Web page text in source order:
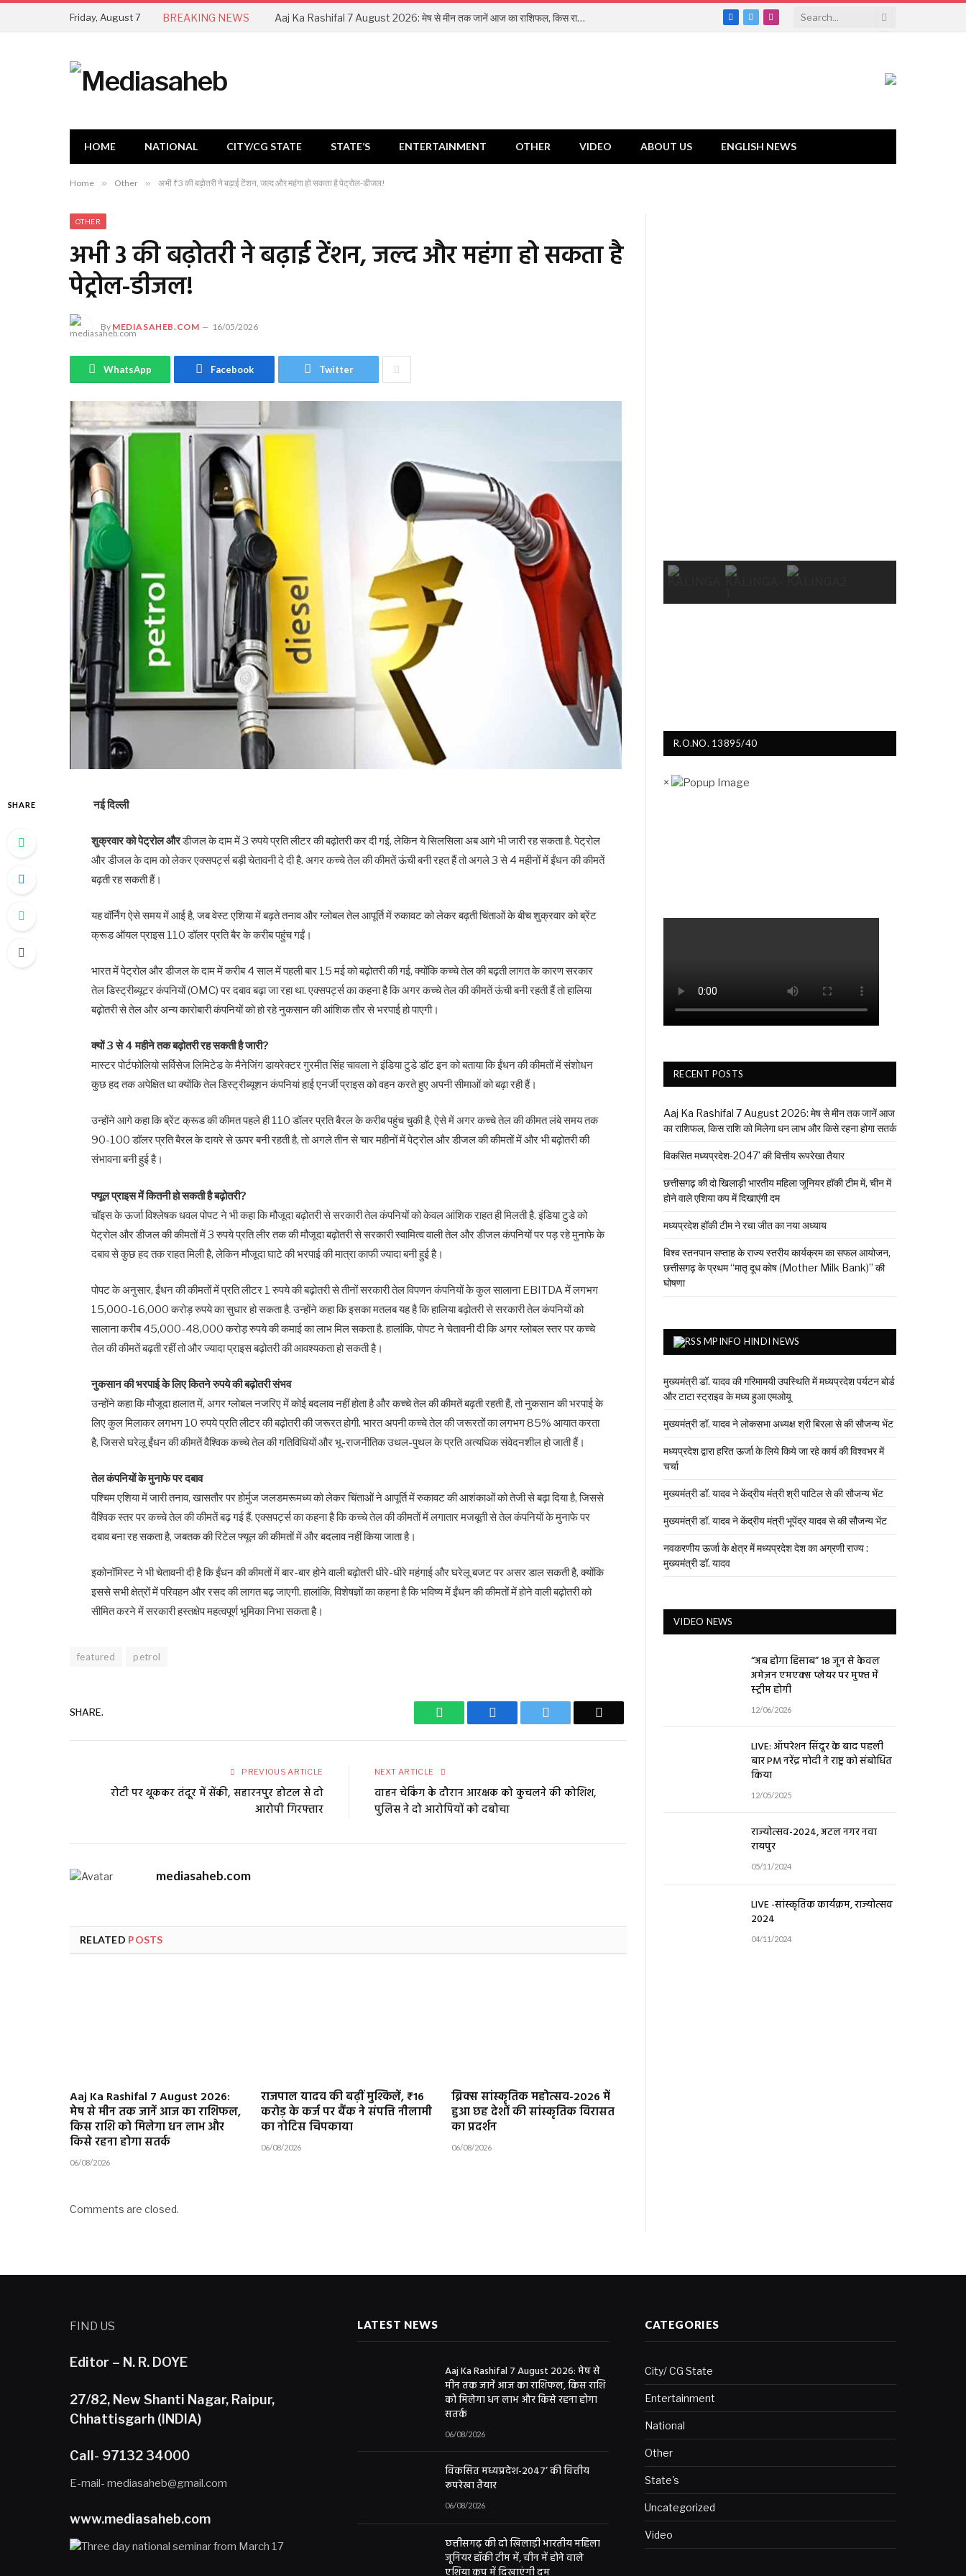
Friday, August 7 BREAKING NEWS Aaj Ka Rashifal 7 August 2026: मेष से मीन तक जानें आज का राशिफल, किस राशि को मिलेगा धन लाभ और किसे रहना होगा सतर्क
Facebook
TwitterInstagram
HOME NATIONAL CITY/CG STATE STATE’S ENTERTAINMENT OTHER VIDEO ABOUT US ENGLISH NEWS
Home » Other » अभी ₹3 की बढ़ोतरी ने बढ़ाई टेंशन, जल्द और महंगा हो सकता है पेट्रोल-डीजल!
OTHER
अभी ₹3 की बढ़ोतरी ने बढ़ाई टेंशन, जल्द और महंगा हो सकता है
पेट्रोल-डीजल!
By MEDIASAHEB.COM 16/05/2026
WhatsApp Facebook Twitter
SHARE नई दिल्‍ली
शुक्रवार को पेट्रोल औरडीजल के दाम में 3 रुपये प्रति लीटर की बढ़ोतरी कर दी गई, लेकिन ये सिलसिला अब आगे भी जारी रह सकता है. पेट्रोल
और डीजल के दाम को लेकर एक्‍सपर्ट्स बड़ी चेतावनी दे दी है. अगर कच्‍चे तेल की कीमतें ऊंची बनी रहत हैं तो अगले 3 से 4 महीनों में ईंधन की कीमतें
बढ़ती रह सकती हैं।
यह वॉर्निंग ऐसे समय में आई है, जब वेस्‍ट एशिया में बढ़ते तनाव और ग्‍लोबल तेल आपूर्ति में रुकावट को लेकर बढ़ती चिंताओं के बीच शुक्रवार को ब्रेंट
क्रूड ऑयल प्राइस 110 डॉलर प्रति बैर के करीब पहुंच गईं।
भारत में पेट्रोल और डीजल के दाम में करीब 4 साल में पहली बार 15 मई को बढ़ोतरी की गई, क्‍योंकि कच्‍चे तेल की बढ़ती लागत के कारण सरकार
तेल डिस्‍ट्रीब्‍यूटर कंपनियों (OMC) पर दबाव बढ़ा जा रहा था. एक्‍सपर्ट्स का कहना है कि अगर कच्‍चे तेल की कीमतें ऊंची बनी रहती हैं तो हालिया
बढ़़ोतरी से तेल और अन्‍य कारोबारी कंपनियों को हो रहे नुकसान की आंशिक तौर से भरपाई हो पाएगी।
क्‍यों 3 से 4 महीने तक बढ़ोतरी रह सकती है जारी?
मास्टर पोर्टफोलियो सर्विसेज लिमिटेड के मैनेजिंग डायरेक्‍टर गुरमीत सिंह चावला ने इंडिया टुडे डॉट इन को बताया कि ईंधन की कीमतों में संशोधन
कुछ हद तक अपेक्षित था क्योंकि तेल डिस्‍ट्रीब्‍यूशन कंपनियां हाई एनर्जी प्राइस को वहन करते हुए अपनी सीमाओं को बढ़ा रही हैं।
उन्होंने आगे कहा कि ब्रेंट क्रूड की कीमत पहले ही 110 डॉलर प्रति बैरल के करीब पहुंच चुकी है, ऐसे में अगर कच्चे तेल की कीमत लंबे समय तक
90-100 डॉलर प्रति बैरल के दायरे से ऊपर बनी रहती है, तो अगले तीन से चार महीनों में पेट्रोल और डीजल की कीमतों में और भी बढ़ोतरी की
संभावना बनी हुई है।
फ्यूल प्राइस में कितनी हो सकती है बढ़ोतरी?
चॉइस के ऊर्जा विश्लेषक धवल पोपट ने भी कहा कि मौजूदा बढ़ोतरी से सरकारी तेल कंपनियों को केवल आंशिक राहत ही मिलती है. इंडिया टुडे को
पेट्रोल और डीजल की कीमतों में 3 रुपये प्रति लीर तक की मौजूदा बढ़ोतरी से सरकारी स्‍वामित्‍व वाली तेल और डीजल कंपनियों पर पड़ रहे मुनाफे के
दबाव से कुछ हद तक राहत मिली है, लेकिन मौजूदा घाटे की भरपाई की मात्रा काफी ज्‍यादा बनी हुई है।
पोपट के अनुसार, ईंधन की कीमतों में प्रति लीटर 1 रुपये की बढ़ोतरी से तीनों सरकारी तेल विपणन कंपनियों के कुल सालाना EBITDA में लगभग
15,000-16,000 करोड़ रुपये का सुधार हो सकता है. उन्‍होंने कहा कि इसका मतलब यह है कि हालिया बढ़ोतरी से सरकारी तेल कंपनियों को
सालाना करीब 45,000-48,000 करोड़ रुपये की कमाई का लाभ मिल सकता है. हालांकि, पोपट ने चेतावनी दी कि अगर ग्‍लोबल स्‍तर पर कच्चे
तेल की कीमतें बढ़ती रहीं तो और ज्‍यादा प्राइस बढ़ोतरी की आवश्यकता हो सकती है।
नुकसान की भरपाई के लिए कितने रुपये की बढ़ोतरी संभव
उन्होंने कहा कि मौजूदा हालात में, अगर ग्‍लोबल नजरिए में कोई बदलाव नहीं होता है और कच्चे तेल की कीमतें बढ़ती रहती हैं, तो नुकसान की भरपाई के
लिए कुल मिलाकर लगभग 10 रुपये प्रति लीटर की बढ़ोतरी की जरूरत होगी. भारत अपनी कच्चे तेल की जरूरतों का लगभग 85% आयात करता
है, जिससे घरेलू ईंधन की कीमतें वैश्विक कच्चे तेल की गतिविधियों और भू-राजनीतिक उथल-पुथल के प्रति अत्यधिक संवेदनशील हो जाती हैं।
तेल कंपनियों के मुनाफे पर दबाव
पश्चिम एशिया में जारी तनाव, खासतौर पर होर्मुज जलडमरूमध्य को लेकर चिंताओं ने आपूर्ति में रुकावट की आशंकाओं को तेजी से बढ़ा दिया है, जिससे
वैश्विक स्तर पर कच्चे तेल की कीमतें बढ़ गई हैं. एक्‍सपर्ट्स का कहना है कि कच्‍चे तेल की कीमतों में लगातार मजबूती से तेल कंपनियों के मुनाफे पर
दबाव बना रह सकता है, जबतक की रिटेल फ्यूल की कीमतों में और बदलाव नहीं किया जाता है।
इकोनॉमिस्‍ट ने भी चेतावनी दी है कि ईंधन की कीमतों में बार-बार होने वाली बढ़ोतरी धीरे-धीरे महंगाई और घरेलू बजट पर असर डाल सकती है, क्योंकि
इससे सभी क्षेत्रों में परिवहन और रसद की लागत बढ़ जाएगी. हालांकि, विशेषज्ञों का कहना है कि भविष्य में ईंधन की कीमतों में होने वाली बढ़ोतरी को
सीमित करने में सरकारी हस्तक्षेप महत्वपूर्ण भूमिका निभा सकता है।
featured petrol
SHARE. WhatsApp Facebook
PREVIOUS ARTICLE
रोटी पर थूककर तंदूर में सेंकी, सहारनपुर होटल से दो
आरोपी गिरफ्तार
NEXT ARTICLE
वाहन चेकिंग के दौरान आरक्षक को कुचलने की कोशिश,
पुलिस ने दो आरोपियों को दबोचा
mediasaheb.com
RELATED POSTS
Aaj Ka Rashifal 7 August 2026:
मेष से मीन तक जानें आज का राशिफल,
किस राशि को मिलेगा धन लाभ और
किसे रहना होगा सतर्क
06/08/2026
राजपाल यादव की बढ़ीं मुश्किलें, ₹16
करोड़ के कर्ज पर बैंक ने संपत्ति नीलामी
का नोटिस चिपकाया
06/08/2026
ब्रिक्स सांस्कृतिक महोत्सव-2026 में
हुआ छह देशों की सांस्कृतिक विरासत
का प्रदर्शन
06/08/2026
Comments are closed.
R.O.NO. 13895/40
×
RECENT POSTS
Aaj Ka Rashifal 7 August 2026: मेष से मीन तक जानें आज
का राशिफल, किस राशि को मिलेगा धन लाभ और किसे रहना होगा सतर्क
विकसित मध्यप्रदेश-2047’ की वित्तीय रूपरेखा तैयार
छत्तीसगढ़ की दो खिलाड़ी भारतीय महिला जूनियर हॉकी टीम में, चीन में
होने वाले एशिया कप में दिखाएंगी दम
मध्यप्रदेश हॉकी टीम ने रचा जीत का नया अध्याय
विश्व स्तनपान सप्ताह के राज्य स्तरीय कार्यक्रम का सफल आयोजन,
छत्तीसगढ़ के प्रथम “मातृ दूध कोष (Mother Milk Bank)” की
घोषणा
MPINFO HINDI NEWS
मुख्यमंत्री डॉ. यादव की गरिमामयी उपस्थिति में मध्यप्रदेश पर्यटन बोर्ड
और टाटा स्ट्राइव के मध्य हुआ एमओयू
मुख्यमंत्री डॉ. यादव ने लोकसभा अध्यक्ष श्री बिरला से की सौजन्य भेंट
मध्यप्रदेश द्वारा हरित ऊर्जा के लिये किये जा रहे कार्य की विश्वभर में
चर्चा
मुख्यमंत्री डॉ. यादव ने केंद्रीय मंत्री श्री पाटिल से की सौजन्य भेंट
मुख्यमंत्री डॉ. यादव ने केंद्रीय मंत्री भूपेंद्र यादव से की सौजन्य भेंट
नवकरणीय ऊर्जा के क्षेत्र में मध्यप्रदेश देश का अग्रणी राज्य :
मुख्यमंत्री डॉ. यादव
VIDEO NEWS
“अब होगा हिसाब” 18 जून से केवल
अमेज़न एमएक्स प्लेयर पर मुफ्त में
स्ट्रीम होगी
12/06/2026
LIVE: ऑपरेशन सिंदूर के बाद पहली
बार PM नरेंद्र मोदी ने राष्ट्र को संबोधित
किया
12/05/2025
राज्योत्सव-2024, अटल नगर नवा
रायपुर
05/11/2024
LIVE -सांस्कृतिक कार्यक्रम, राज्योत्सव
2024
04/11/2024
FIND US
Editor – N. R. DOYE
27/82, New Shanti Nagar, Raipur,
Chhattisgarh (INDIA)
Call- 97132 34000
E-mail- mediasaheb@gmail.com
www.mediasaheb.com
LATEST NEWS
Aaj Ka Rashifal 7 August 2026: मेष से
मीन तक जानें आज का राशिफल, किस राशि
को मिलेगा धन लाभ और किसे रहना होगा
सतर्क
06/08/2026
विकसित मध्यप्रदेश-2047’ की वित्तीय
रूपरेखा तैयार
06/08/2026
छत्तीसगढ़ की दो खिलाड़ी भारतीय महिला
जूनियर हॉकी टीम में, चीन में होने वाले
CATEGORIES
City/ CG State
Entertainment
National
Other
State's
Uncategorized
Video